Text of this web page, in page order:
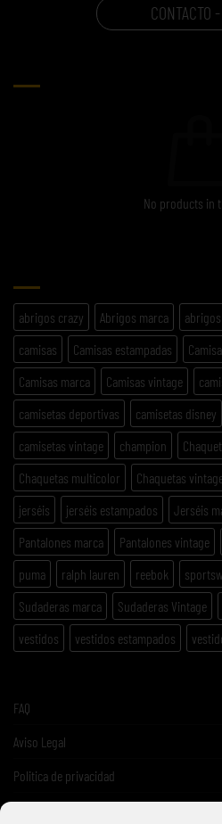
CONTACTO
No products in
abrigos crazy Abrigos marca
camisas
Camisas estampadas
Camisas marca
Camisas vintage
camisetas deportivas
camisetas disney
camisetas vintage
champion
Chaquetas multicolor
Chaquetas
jerséis
jerséis estampados Jerséis
Pantalones marca
Pantalones vintage
puma
ralph lauren reebok
Sudaderas marca
Sudaderas Vintage
vestidos
vestidos estampados
FAQ
Aviso Legal
Politica de privacidad